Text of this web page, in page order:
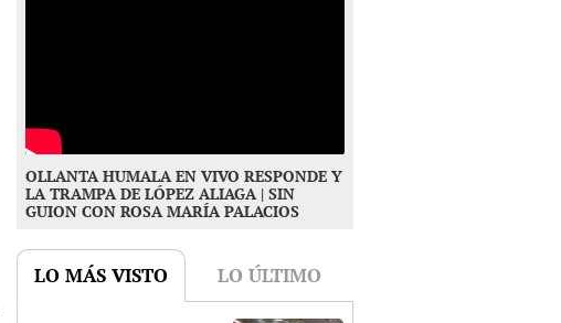
OLLANTA HUMALA EN VIVO RESPONDE Y
LA TRAMPA DE LÓPEZ ALIAGA | SIN
GUION CON ROSA MARÍA PALACIOS
LO MÁS VISTO LO ÚLTIMO